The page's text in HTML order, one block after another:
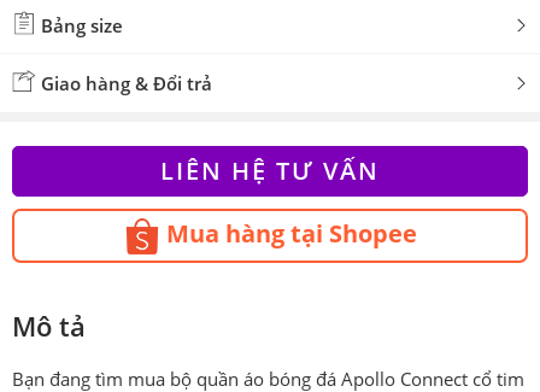
Bảng size
Giao hàng & Đổi trả
LIÊN HỆ TƯ VẤN
Mua hàng tại Shopee
Mô tả
Bạn đang tìm mua bộ quần áo bóng đá Apollo Connect cổ tim